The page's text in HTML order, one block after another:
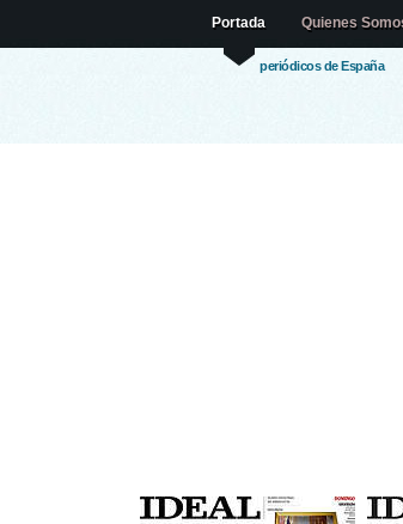
periódicos de España
Portada Quienes